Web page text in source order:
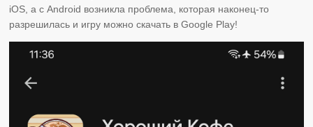
iOS, а с Android возникла проблема, которая наконец-то
разрешилась и игру можно скачать в Google Play!